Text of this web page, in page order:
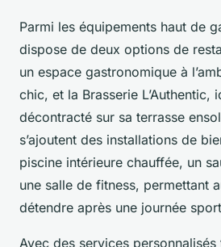
Parmi les équipements haut de
dispose de deux options de
un espace gastronomique à
chic, et la Brasserie L’Authentic,
décontracté sur sa terrasse
s’ajoutent des installations de
piscine intérieure chauffée, un
une salle de fitness, permettant
détendre après une journée
Avec des services